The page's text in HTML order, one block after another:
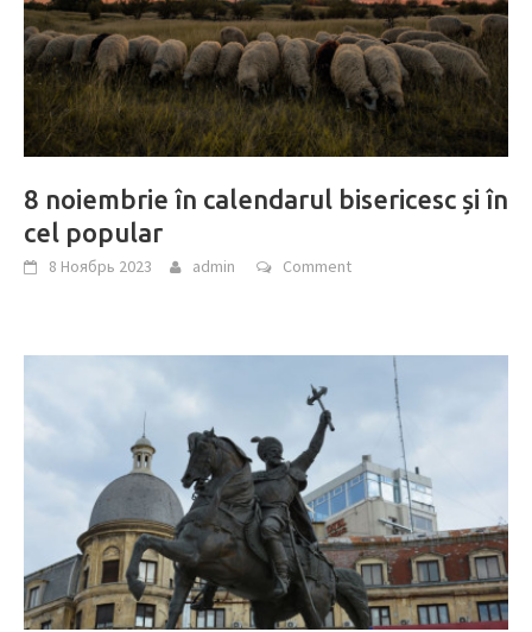
8 noiembrie în calendarul bisericesc și în
cel popular
8 Ноябрь 2023 admin Comment